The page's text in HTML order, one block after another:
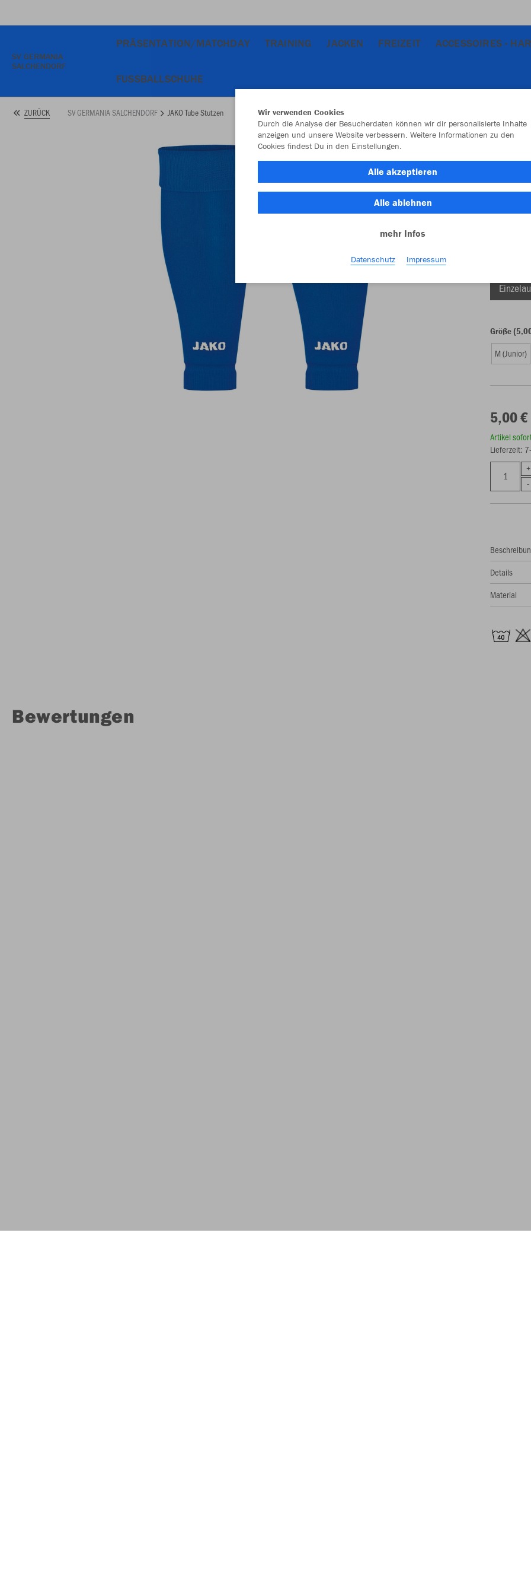
SV GERMANIA
SALCHENDORF
PRÄSENTATION/MATCHDAY TRAINING JACKEN FREIZEIT ACCESSOIRES -
FUSSBALLSCHUHE
ZURÜCK SV GERMANIA SALCHENDORF JAKO Tube Stutzen
sportroyal
Größe
M (Junior)
5,00 €
Artikel
Lieferzeit:
Details
Material
Bewertungen
Wir verwenden Cookies
Durch die Analyse der Besucherdaten können wir dir personalisierte Inhalte
anzeigen und unsere Website verbessern. Weitere Informationen zu den
Cookies findest Du in den Einstellungen.
Alle akzeptieren
Alle ablehnen
mehr Infos
Datenschutz Impressum